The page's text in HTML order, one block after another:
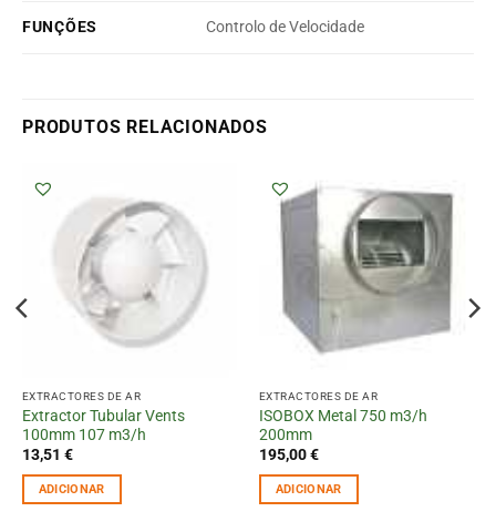
FUNÇÕES Controlo de Velocidade
PRODUTOS RELACIONADOS
EXTRACTORES DE AR
Extractor Tubular Vents
100mm 107 m3/h
13,51 €
ADICIONAR
EXTRACTORES DE AR
ISOBOX Metal 750 m3/h
200mm
195,00€
ADICIONAR